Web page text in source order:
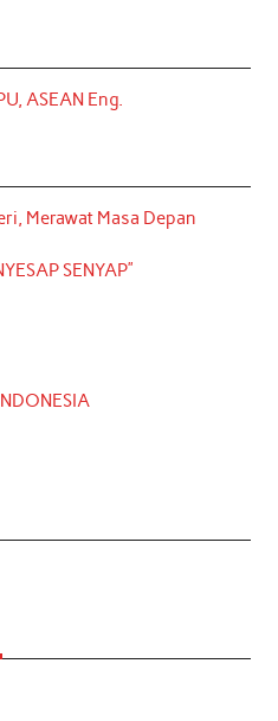
ASEAN Eng.
Merawat Masa Depan
SENYAP”